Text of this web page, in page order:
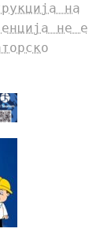
на
не е